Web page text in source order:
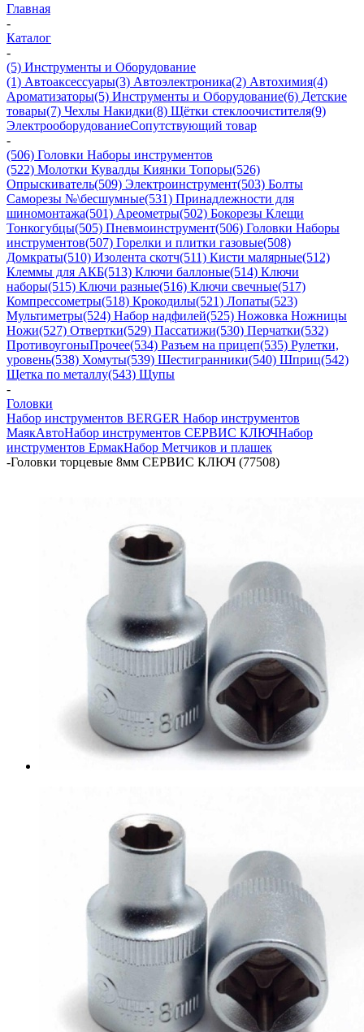
Главная
-
Каталог
-
(5) Инструменты и Оборудование
(1) Автоаксессуары(3) Автоэлектроника(2) Автохимия(4)
Ароматизаторы(5) Инструменты и Оборудование(6) Детские
товары(7) Чехлы Накидки(8) Щётки стеклоочистителя(9)
ЭлектрооборудованиеСопутствующий товар
-
(506) Головки Наборы инструментов
(522) Молотки Кувалды Киянки Топоры(526)
Опрыскиватель(509) Электроинструмент(503) Болты
Саморезы №\бесшумные(531) Принадлежности для
шиномонтажа(501) Ареометры(502) Бокорезы Клещи
Тонкогубцы(505) Пневмоинструмент(506) Головки Наборы
инструментов(507) Горелки и плитки газовые(508)
Домкраты(510) Изолента скотч(511) Кисти малярные(512)
Клеммы для АКБ(513) Ключи баллоные(514) Ключи
наборы(515) Ключи разные(516) Ключи свечные(517)
Компрессометры(518) Крокодилы(521) Лопаты(523)
Мультиметры(524) Набор надфилей(525) Ножовка Ножницы
Ножи(527) Отвертки(529) Пассатижи(530) Перчатки(532)
ПротивоугоныПрочее(534) Разъем на прицеп(535) Рулетки,
уровень(538) Хомуты(539) Шестигранники(540) Шприц(542)
Щетка по металлу(543) Щупы
-
Головки
Набор инструментов BERGER Набор инструментов
МаякАвтоНабор инструментов СЕРВИС КЛЮЧНабор
инструментов ЕрмакНабор Метчиков и плашек
-Головки торцевые 8мм СЕРВИС КЛЮЧ (77508)